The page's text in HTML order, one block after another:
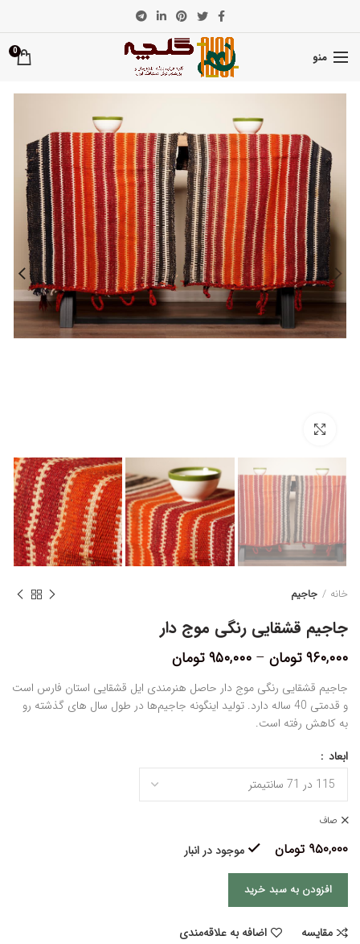
منو 0
خانه جاجیم
جاجیم قشقایی رنگی موج دار
۹۶۰,۰۰۰تومان – ۹۵۰,۰۰۰تومان
جاجیم قشقایی رنگی موج دار حاصل هنرمندی ایل قشقایی استان فارس است
و قدمتی 40 ساله دارد. تولید اینگونه جاجیم‌ها در طول سال‌ های گذشته رو
به کاهش رفته است.
ابعاد
صاف
۹۵۰,۰۰۰ تومان موجود در انبار
افزودن به سبد خرید
مقایسه اضافه به علاقه‌مندی